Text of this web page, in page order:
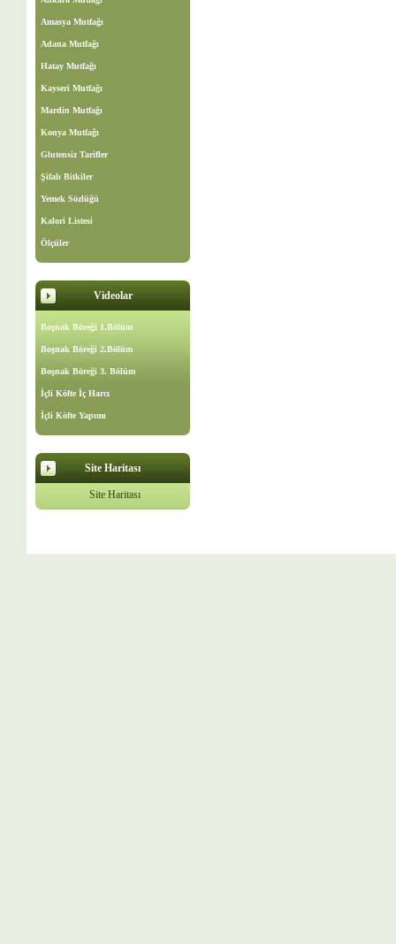
Amasya Mutfağı
Adana Mutfağı
Hatay Mutfağı
Kayseri Mutfağı
Mardin Mutfağı
Konya Mutfağı
Glutensiz Tarifler
Şifalı Bitkiler
Yemek Sözlüğü
Kalori Listesi
Ölçüler
Videolar
Boşnak Böreği 1.Bölüm
Boşnak Böreği 2.Bölüm
Boşnak Böreği 3. Bölüm
İçli Köfte İç Harcı
İçli Köfte Yapımı
Site Haritası
Site Haritası